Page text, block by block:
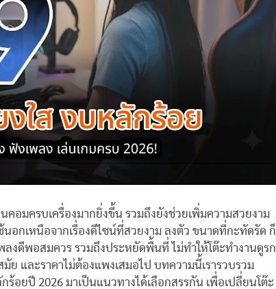
คอมครบเครื่องมากยิ่งขึ้น รวมถึงยังช่วยเพิ่มความสวยงาม
นอกเหนือจากเรื่องดีไซน์ที่สวยงาม ลงตัว ขนาดที่กะทัดรัด ก็
ลงดีพอสมควร รวมถึงประหยัดพื้นที่ ไม่ทำให้โต๊ะทำงานดูรก
และราคาไม่ต้องแพงเสมอไป บทความนี้เรารวบรวม
อยปี 2026 มาเป็นแนวทางได้เลือกสรรกัน เพื่อเปลี่ยนโต๊ะ